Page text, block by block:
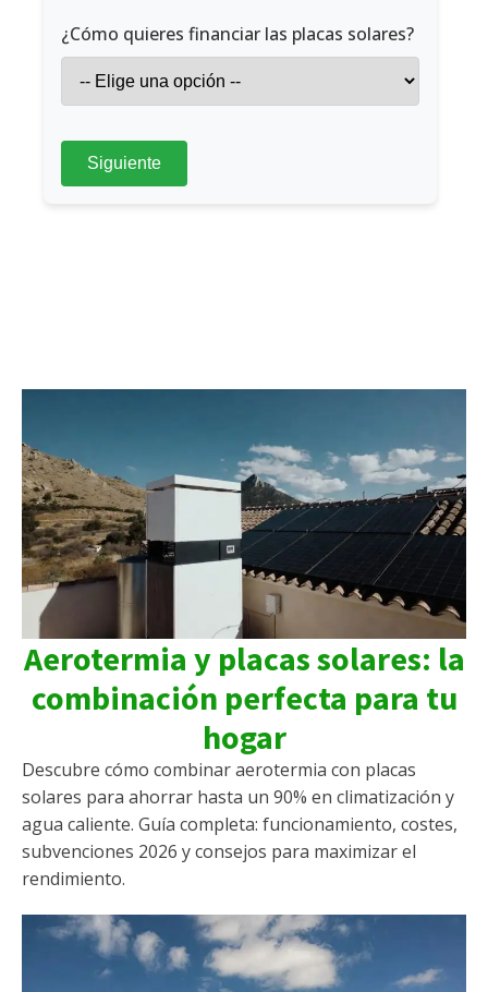
¿Cómo quieres financiar las placas solares?
Siguiente
Aerotermia y placas solares: la
combinación perfecta para tu
hogar
Descubre cómo combinar aerotermia con placas
solares para ahorrar hasta un 90% en climatización y
agua caliente. Guía completa: funcionamiento, costes,
subvenciones 2026 y consejos para maximizar el
rendimiento.